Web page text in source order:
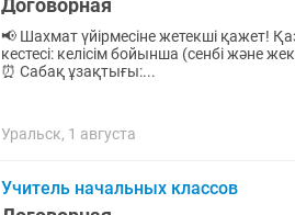
Договорная
📢 Шахмат үйірмесіне жетекші қажет!
кестесі: келісім бойынша (сенбі және
⏰ Сабақ ұзақтығы:...
Уральск, 1 августа
Учитель начальных классов